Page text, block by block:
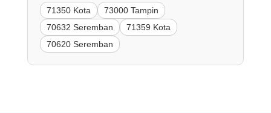
71350 Kota
73000 Tampin
70632 Seremban
71359 Kota
70620 Seremban